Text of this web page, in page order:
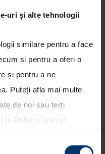
uri și alte tehnologii
similare pentru a face
și pentru a oferi o
și pentru a ne
Puteți afla mai multe
de noi sau terți
în Politica privind
categorii sau să
a